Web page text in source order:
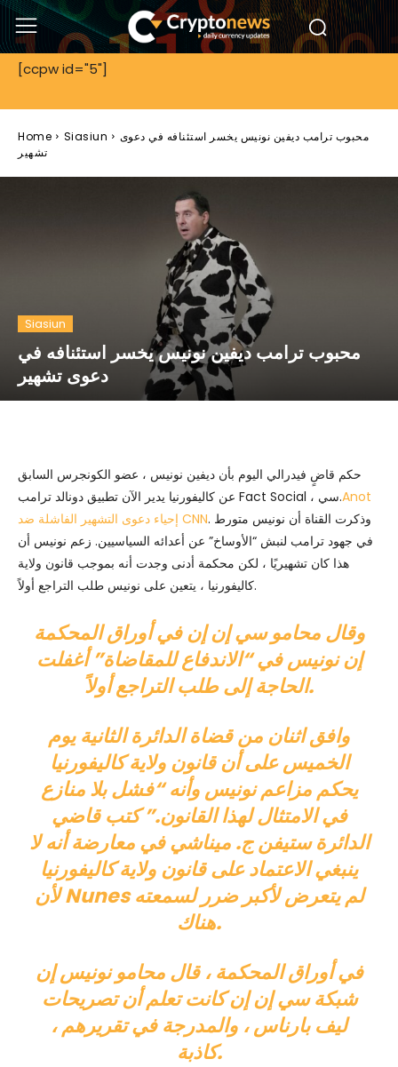
[ccpw id="5"]
Home Siasiun
محبوب ترامب ديفين نونيس يخسر استئنافه في دعوى
تشهير
Siasiun
محبوب ترامب ديفين نونيس يخسر استئنافه في
دعوى تشهير
حكم قاضٍ فيدرالي اليوم بأن ديفين نونيس ، عضو الكونجرس السابق
عن كاليفورنيا يدير الآن تطبيق دونالد ترامب Fact Social ، سي.Anot
إحياء دعوى التشهير الفاشلة ضد CNN. وذكرت القناة أن نونيس متورط
في جهود ترامب لنبش “الأوساخ” عن أعدائه السياسيين. زعم نونيس أن
هذا كان تشهيريًا ، لكن محكمة أدنى وجدت أنه بموجب قانون ولاية
كاليفورنيا ، يتعين على نونيس طلب التراجع أولاً.
وقال محامو سي إن إن في أوراق المحكمة
إن نونيس في “الاندفاع للمقاضاة” أغفلت
الحاجة إلى طلب التراجع أولاً.
وافق اثنان من قضاة الدائرة الثانية يوم
الخميس على أن قانون ولاية كاليفورنيا
يحكم مزاعم نونيس وأنه “فشل بلا منازع
في الامتثال لهذا القانون.” كتب قاضي
الدائرة ستيفن ج. ميناشي في معارضة أنه لا
ينبغي الاعتماد على قانون ولاية كاليفورنيا
لأن Nunes لم يتعرض لأكبر ضرر لسمعته
هناك.
في أوراق المحكمة ، قال محامو نونيس إن
شبكة سي إن إن كانت تعلم أن تصريحات
ليف بارناس ، والمدرجة في تقريرهم ،
كاذبة.